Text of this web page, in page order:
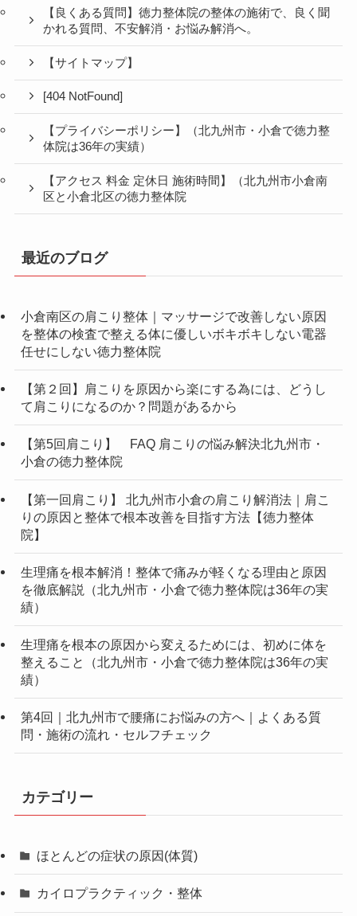
【良くある質問】徳力整体院の整体の施術で、良く聞
かれる質問、不安解消・お悩み解消へ。
【サイトマップ】
[404 NotFound]
【プライバシーポリシー】（北九州市・小倉で徳力整
体院は36年の実績）
【アクセス 料金 定休日 施術時間】（北九州市小倉南
区と小倉北区の徳力整体院
最近のブログ
小倉南区の肩こり整体｜マッサージで改善しない原因
を整体の検査で整える体に優しいボキボキしない電器
任せにしない徳力整体院
【第２回】肩こりを原因から楽にする為には、どうし
て肩こりになるのか？問題があるから
【第5回肩こり】 FAQ 肩こりの悩み解決北九州市・
小倉の徳力整体院
【第一回肩こり】 北九州市小倉の肩こり解消法｜肩こ
りの原因と整体で根本改善を目指す方法【徳力整体
院】
生理痛を根本解消！整体で痛みが軽くなる理由と原因
を徹底解説（北九州市・小倉で徳力整体院は36年の実
績）
生理痛を根本の原因から変えるためには、初めに体を
整えること（北九州市・小倉で徳力整体院は36年の実
績）
第4回｜北九州市で腰痛にお悩みの方へ｜よくある質
問・施術の流れ・セルフチェック
カテゴリー
ほとんどの症状の原因(体質)
カイロプラクティック・整体